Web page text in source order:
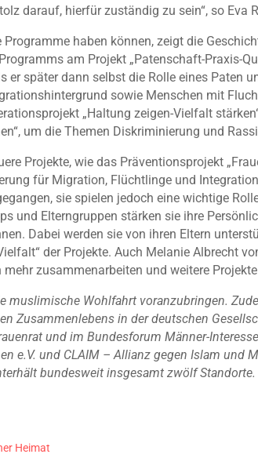
darauf, hierfür zuständig zu sein“, so Eva
Programme haben können, zeigt die
am Projekt „Patenschaft-Praxis-
er später dann selbst die Rolle eines Paten
sowie Menschen mit
„Haltung zeigen-Vielfalt
um die Themen Diskriminierung und
Projekte, wie das Präventionsprojekt
für Migration, Flüchtlinge und
sie spielen jedoch eine wichtige
und Elterngruppen stärken sie ihre
Dabei werden sie von ihren Eltern
der Projekte. Auch Melanie Albrecht
zusammenarbeiten und weitere
muslimische Wohlfahrt voranzubringen.
Zusammenlebens in der deutschen
und im Bundesforum Männer-
e.V. und CLAIM – Allianz gegen Islam
bundesweit insgesamt zwölf Standorte.
Heimat